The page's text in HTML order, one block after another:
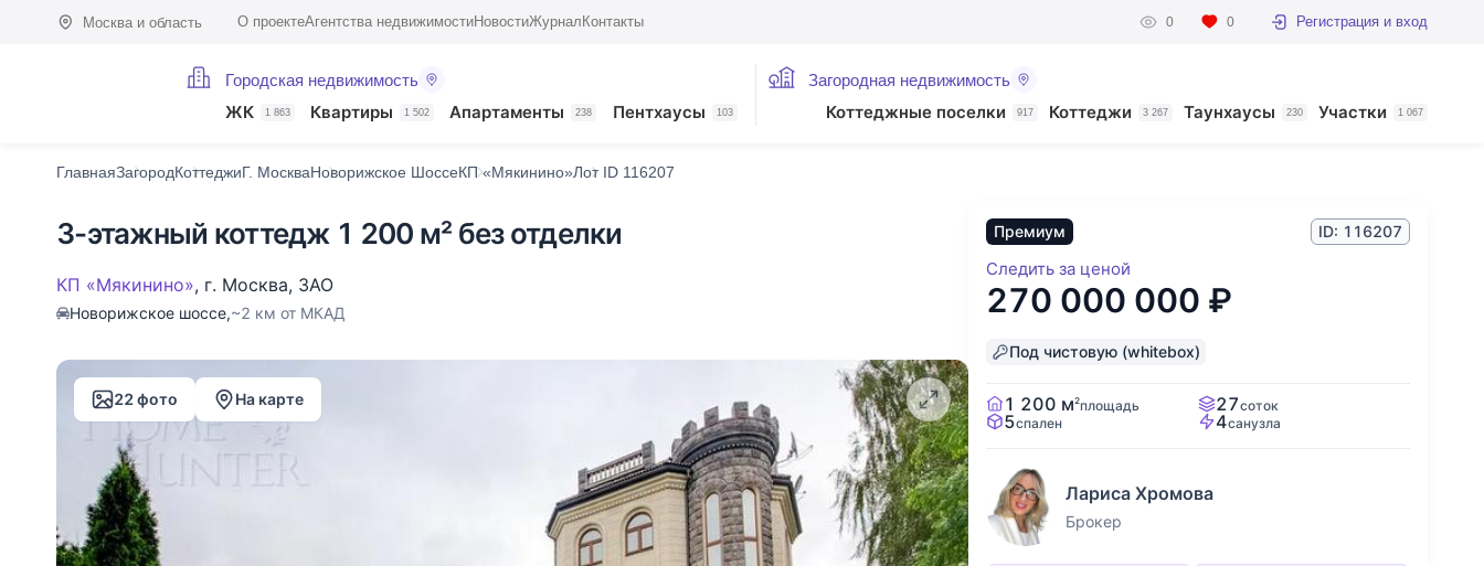
Москва и область О проектеАгентства недвижимостиНовостиЖурнал Контакты 0 0 Регистрация и вход
Городская недвижимость
ЖК 1 863 Квартиры 1 502 Апартаменты 238 Пентхаусы 103
Загородная недвижимость
Коттеджные поселки 917 Коттеджи 3 267 Таунхаусы 230 Участки 1 067
ГлавнаяЗагородКоттеджиГ. МоскваНоворижское ШоссеКП «Мякинино»Лот ID 116207
3-этажный коттедж 1 200 м² без отделки
КП «Мякинино», г. Москва, ЗАО
Новорижское шоссе,~2 км от МКАД
22 фото На карте
Премиум ID: 116207
Следить за ценой
270 000 000 ₽
Под чистовую (whitebox)
1 200 м2площадь 27соток
5спален 4санузла
Лариса Хромова
Брокер
ХарактеристикиОписаниеО поселкеНа карте